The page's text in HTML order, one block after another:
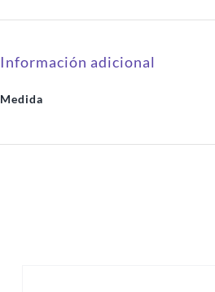
Información adicional
Medida